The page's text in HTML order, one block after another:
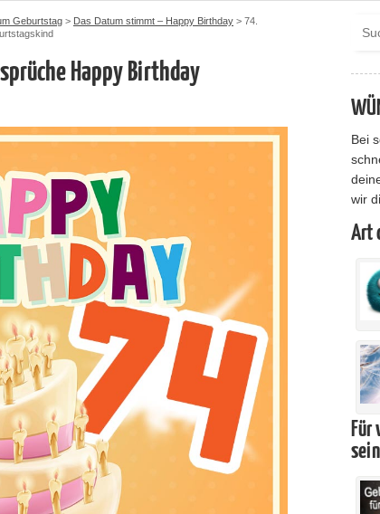
Geburtstag > Das Datum stimmt – Happy Birthday > 74.
Happy Birthday
Bei
wir
Art